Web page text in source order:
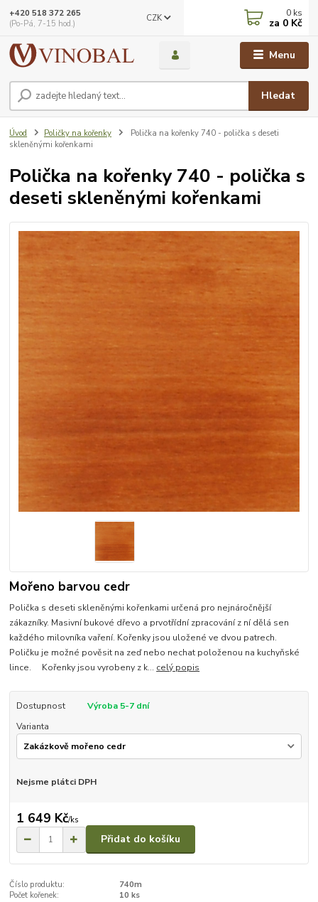
Menu
CZK
Hledat
+420 518 372 265
(Po-Pá, 7-15 hod.)
0 ks
za 0 Kč
Úvod Poličky na kořenky
Polička na kořenky 740 - polička s deseti
skleněnými kořenkami
Polička na kořenky 740 - polička s
deseti skleněnými kořenkami
Mořeno barvou cedr
Polička s deseti skleněnými kořenkami určená pro nejnáročnější
zákazníky. Masivní bukové dřevo a prvotřídní zpracování z ní dělá sen
každého milovníka vaření. Kořenky jsou uložené ve dvou patrech.
Poličku je možné pověsit na zeď nebo nechat položenou na kuchyňské
lince. Kořenky jsou vyrobeny z k... celý popis
Dostupnost
Výroba 5-7 dní
Varianta
Nejsme plátci DPH
1 649 Kč/ks
Přidat do košíku
Číslo produktu:
740m
Počet kořenek:
10 ks